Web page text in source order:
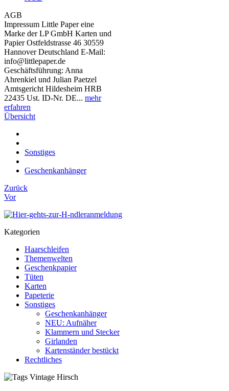
AGB
Impressum Little Paper eine
Marke der LP GmbH Karten und
Papier Ostfeldstrasse 46 30559
Hannover Deutschland E-Mail:
info@littlepaper.de
Geschäftsführung: Anna
Ahrenkiel und Julian Paetzel
Amtsgericht Hildesheim HRB
22435 Ust. ID-Nr. DE... mehr
erfahren
Übersicht
Sonstiges
Geschenkanhänger
Zurück
Vor
Kategorien
Haarschleifen
Themenwelten
Geschenkpapier
Tüten
Karten
Papeterie
Sonstiges
Geschenkanhänger
NEU: Aufnäher
Klammern und Stecker
Girlanden
Kartenständer bestückt
Rechtliches